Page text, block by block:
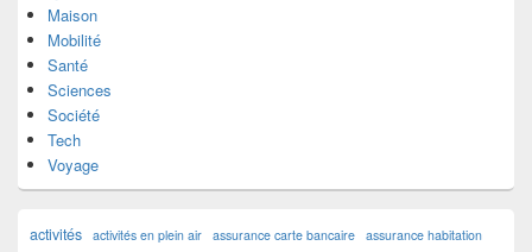
Maison
Mobilité
Santé
Sciences
Société
Tech
Voyage
activités activités en plein air assurance carte bancaire assurance habitation